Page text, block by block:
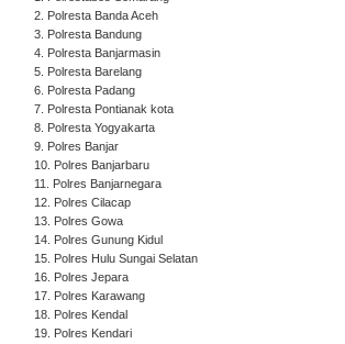
2. Polresta Banda Aceh
3. Polresta Bandung
4. Polresta Banjarmasin
5. Polresta Barelang
6. Polresta Padang
7. Polresta Pontianak kota
8. Polresta Yogyakarta
9. Polres Banjar
10. Polres Banjarbaru
11. Polres Banjarnegara
12. Polres Cilacap
13. Polres Gowa
14. Polres Gunung Kidul
15. Polres Hulu Sungai Selatan
16. Polres Jepara
17. Polres Karawang
18. Polres Kendal
19. Polres Kendari